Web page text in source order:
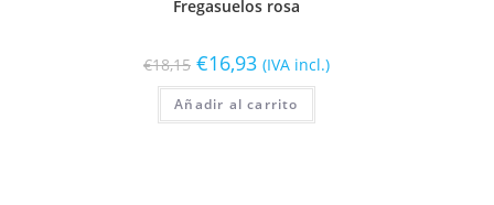
Fregasuelos rosa
€18,15 €16,93 (IVA incl.)
Añadir al carrito